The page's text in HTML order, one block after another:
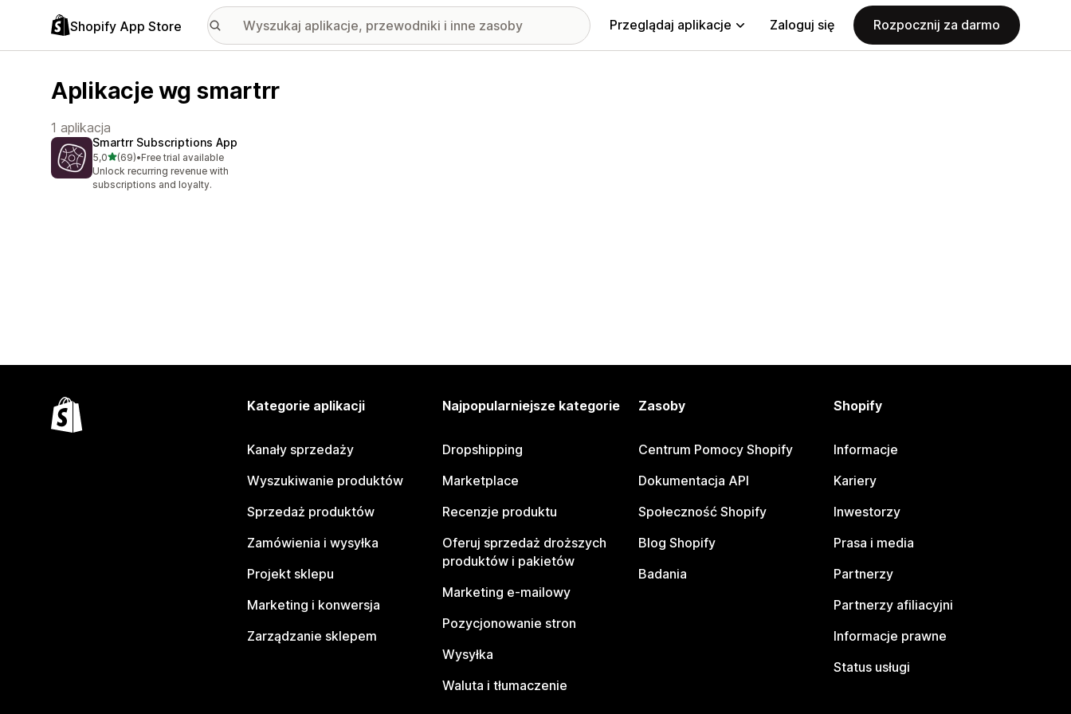
Shopify App Store Przeglądaj aplikacje Zaloguj się Rozpocznij za darmo
Aplikacje wg smartrr
1 aplikacja
Smartrr Subscriptions App
5,0na 5 gwiazdek
(69)
Łączna liczba recenzji: 69
•Free trial available
Unlock recurring revenue with
subscriptions and loyalty.
Kategorie aplikacji
Kanały sprzedaży
Wyszukiwanie produktów
Sprzedaż produktów
Zamówienia i wysyłka
Projekt sklepu
Marketing i konwersja
Zarządzanie sklepem
Najpopularniejsze kategorie
Dropshipping
Marketplace
Recenzje produktu
Oferuj sprzedaż droższych
produktów i pakietów
Marketing e-mailowy
Pozycjonowanie stron
Wysyłka
Waluta i tłumaczenie
Zasoby
Centrum Pomocy Shopify
Dokumentacja API
Społeczność Shopify
Blog Shopify
Badania
Shopify
Informacje
Kariery
Inwestorzy
Prasa i media
Partnerzy
Partnerzy afiliacyjni
Informacje prawne
Status usługi